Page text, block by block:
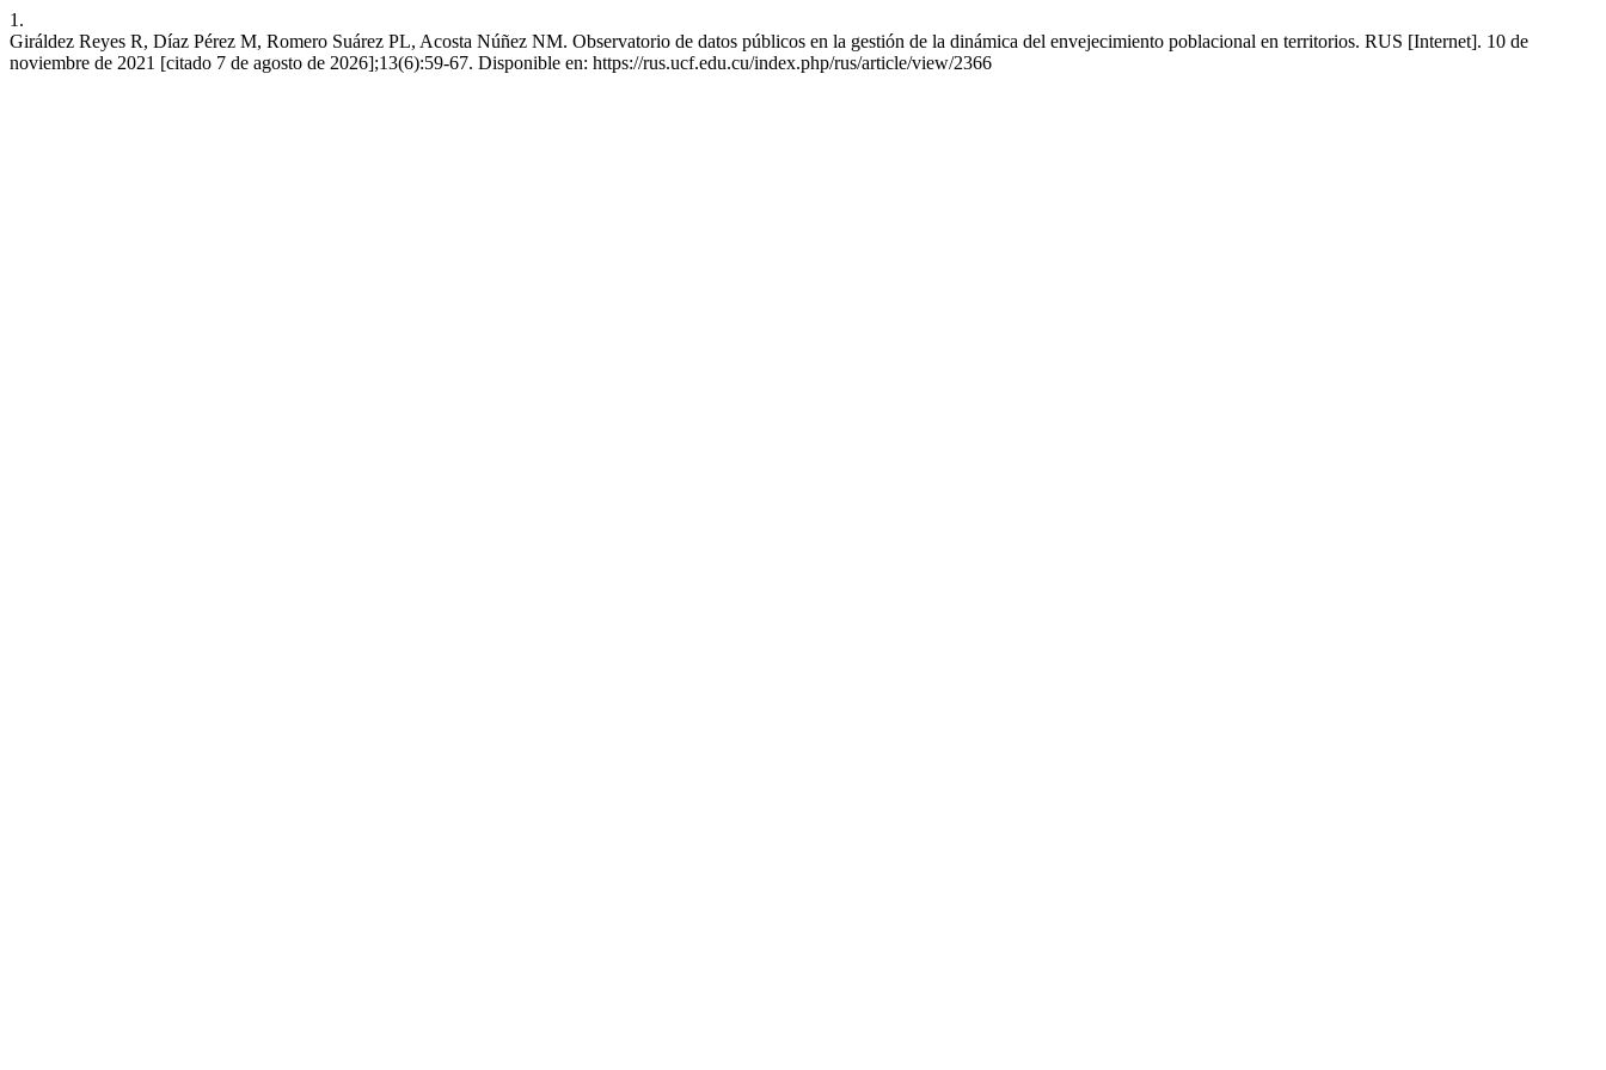
1.
Giráldez Reyes R, Díaz Pérez M, Romero Suárez PL, Acosta Núñez NM. Observatorio de datos públicos en la gestión de la dinámica del envejecimiento poblacional en territorios. RUS [Internet]. 10 de
noviembre de 2021 [citado 7 de agosto de 2026];13(6):59-67. Disponible en: https://rus.ucf.edu.cu/index.php/rus/article/view/2366